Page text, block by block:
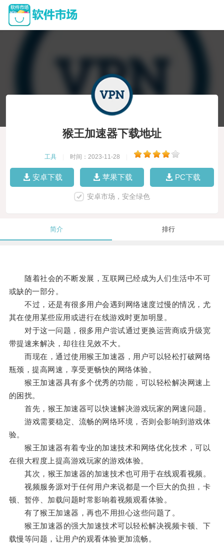
猴王加速器下载地址
工具 时间：2023-11-28
安卓下载 苹果下载 PC下载
安卓市场，安全绿色
简介 排行
随着社会的不断发展，互联网已经成为人们生活中不可
或缺的一部分。
不过，还是有很多用户会遇到网络速度过慢的情况，尤
其在使用某些应用或进行在线游戏时更加明显。
对于这一问题，很多用户尝试通过更换运营商或升级宽
带提速来解决，却往往见效不大。
而现在，通过使用猴王加速器，用户可以轻松打破网络
瓶颈，提高网速，享受更畅快的网络体验。
猴王加速器具有多个优秀的功能，可以轻松解决网速上
的困扰。
首先，猴王加速器可以快速解决游戏玩家的网速问题。
游戏需要稳定、流畅的网络环境，否则会影响到游戏体
验。
猴王加速器有着专业的加速技术和网络优化技术，可以
在很大程度上提高游戏玩家的游戏体验。
其次，猴王加速器的加速技术也可用于在线观看视频。
视频服务源对于任何用户来说都是一个巨大的负担，卡
顿、暂停、加载问题时常影响着视频观看体验。
有了猴王加速器，再也不用担心这些问题了。
猴王加速器的强大加速技术可以轻松解决视频卡顿、下
载慢等问题，让用户的观看体验更加流畅。